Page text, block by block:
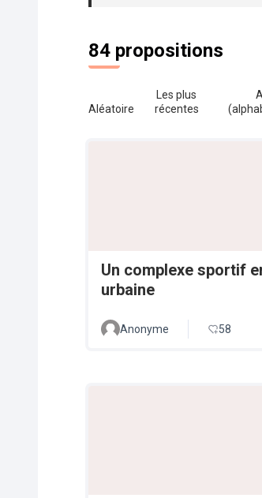
84 propositions
Aléatoire
Les plus
récentes
Un complexe sportif
urbaine
Anonyme 58